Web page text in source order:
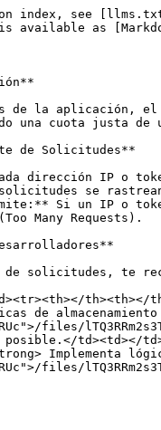
index, see
available as
de la aplicación,
una cuota justa de
de Solicitudes**
dirección IP o
se
Si un IP o
Many Requests).
solicitudes, te
de
files/
td><td></
Implementa
files/